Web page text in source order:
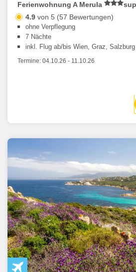
Ferienwohnung A Merula
4.9 von 5 (57 Bewertungen)
ohne Verpflegung
7 Nächte
inkl. Flug ab/bis Wien, Graz,
Termine: 04.10.26 - 11.10.26